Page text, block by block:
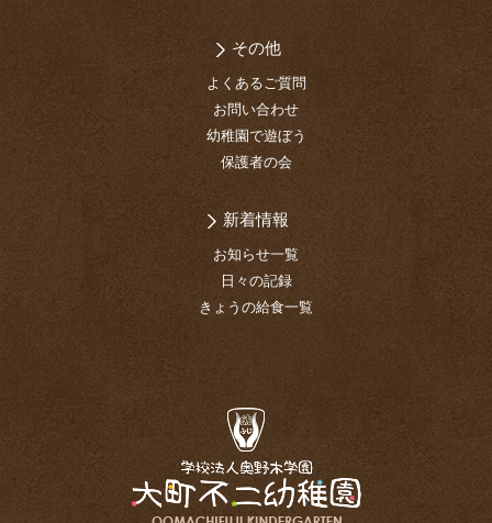
その他
よくあるご質問
お問い合わせ
幼稚園で遊ぼう
保護者の会
新着情報
お知らせ一覧
日々の記録
きょうの給食一覧